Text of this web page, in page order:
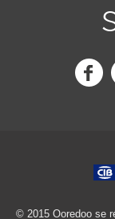
© 2015 Ooredoo se